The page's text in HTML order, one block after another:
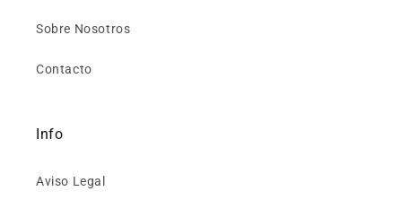
Sobre Nosotros
Contacto
Info
Aviso Legal